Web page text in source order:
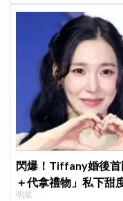
閃爆！Tiffany婚後首
＋代拿禮物」私下甜
明星